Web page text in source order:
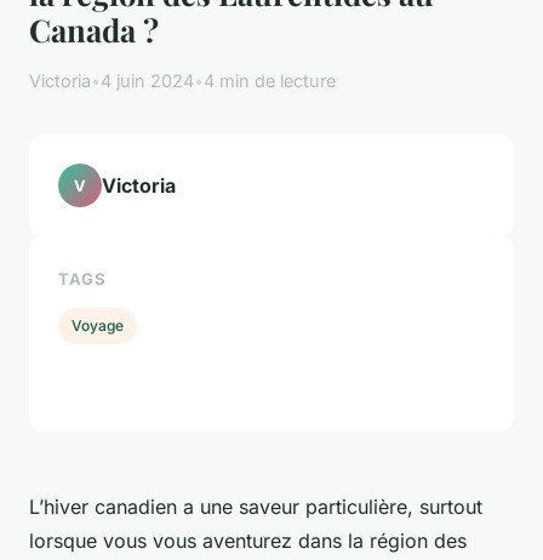
Canada ?
Victoria•4 juin 2024•4 min de lecture
L’hiver canadien a une saveur particulière, surtout
lorsque vous vous aventurez dans la région des
V Victoria
TAGS
Voyage